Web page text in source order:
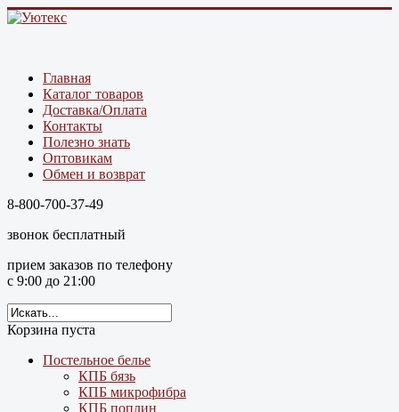
Главная
Каталог товаров
Доставка/Оплата
Контакты
Полезно знать
Оптовикам
Обмен и возврат
8-800-700-37-49
звонок бесплатный
прием заказов по телефону
с 9:00 до 21:00
Корзина пуста
Постельное белье
КПБ бязь
КПБ микрофибра
КПБ поплин